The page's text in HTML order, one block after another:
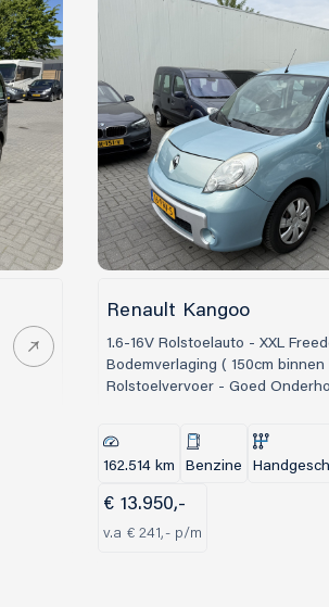
Renault Kangoo
1.6-16V Rolstoelauto - XXL
Bodemverlaging ( 150cm
Rolstoelvervoer - Goed
162.514 km Benzine
€ 13.950,-
v.a € 241,- p/m